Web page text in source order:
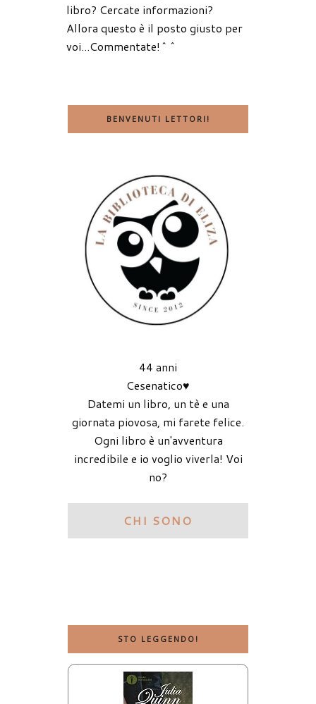
libro? Cercate informazioni?
Allora questo è il posto giusto per
voi...Commentate!^^
BENVENUTI LETTORI!
44 anni
Cesenatico♥
Datemi un libro, un tè e una
giornata piovosa, mi farete felice.
Ogni libro è un'avventura
incredibile e io voglio viverla! Voi
no?
CHI SONO
STO LEGGENDO!